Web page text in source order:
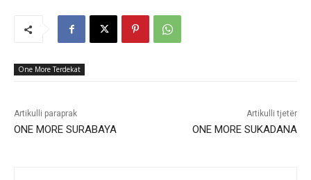
One More Terdekat
Artikulli paraprak
ONE MORE SURABAYA
Artikulli tjetër
ONE MORE SUKADANA